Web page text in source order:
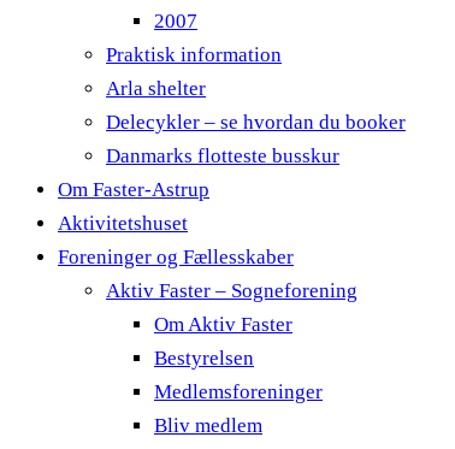
2007
Praktisk information
Arla shelter
Delecykler – se hvordan du booker
Danmarks flotteste busskur
Om Faster-Astrup
Aktivitetshuset
Foreninger og Fællesskaber
Aktiv Faster – Sogneforening
Om Aktiv Faster
Bestyrelsen
Medlemsforeninger
Bliv medlem